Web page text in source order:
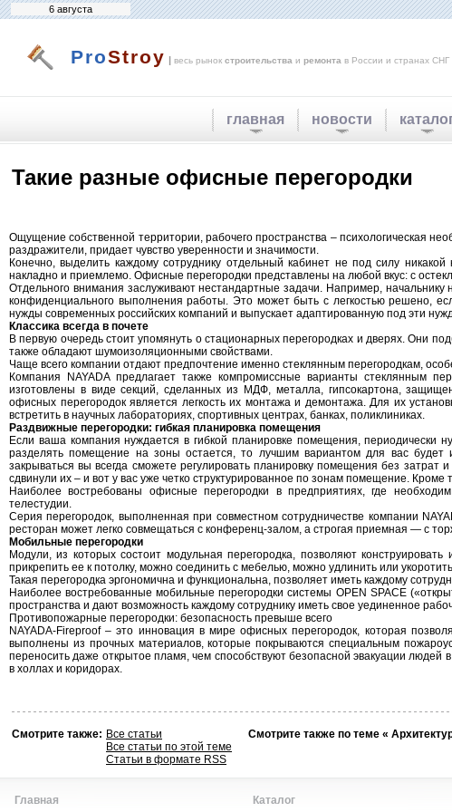
6 августа
ProStroy | весь рынок строительства и ремонта в России и странах СНГ
главная новости
Такие разные офисные перегородки
Ощущение собственной территории, рабочего пространства – психологическая
раздражители, придает чувство уверенности и значимости.
Конечно, выделить каждому сотруднику отдельный кабинет не под силу
накладно и приемлемо. Офисные перегородки представлены на любой вкус: с
Отдельного внимания заслуживают нестандартные задачи. Например,
конфиденциального выполнения работы. Это может быть с легкостью решено,
нужды современных российских компаний и выпускает адаптированную под эти
Классика всегда в почете
В первую очередь стоит упомянуть о стационарных перегородках и дверях. Они
также обладают шумоизоляционными свойствами.
Чаще всего компании отдают предпочтение именно стеклянным перегородкам,
Компания NAYADA предлагает также компромиссные варианты стеклянным
изготовлены в виде секций, сделанных из МДФ, металла, гипсокартона,
офисных перегородок является легкость их монтажа и демонтажа. Для их
встретить в научных лабораториях, спортивных центрах, банках, поликлиниках.
Раздвижные перегородки: гибкая планировка помещения
Если ваша компания нуждается в гибкой планировке помещения, периодически
разделять помещение на зоны остается, то лучшим вариантом для вас будет
закрываться вы всегда сможете регулировать планировку помещения без
сдвинули их – и вот у вас уже четко структурированное по зонам помещение.
Наиболее востребованы офисные перегородки в предприятиях, где
телестудии.
Серия перегородок, выполненная при совместном сотрудничестве компании
ресторан может легко совмещаться с конференц-залом, а строгая приемная — с
Мобильные перегородки
Модули, из которых состоит модульная перегородка, позволяют
прикрепить ее к потолку, можно соединить с мебелью, можно удлинить или
Такая перегородка эргономична и функциональна, позволяет иметь каждому
Наиболее востребованные мобильные перегородки системы OPEN SPACE
пространства и дают возможность каждому сотруднику иметь свое уединенное
Противопожарные перегородки: безопасность превыше всего
NAYADA-Fireproof – это инновация в мире офисных перегородок, которая
выполнены из прочных материалов, которые покрываются специальным
переносить даже открытое пламя, чем способствуют безопасной эвакуации
в холлах и коридорах.
Смотрите также: Все статьи
Все статьи по этой теме
Статьи в формате RSS
Смотрите также по теме «
Главная Каталог